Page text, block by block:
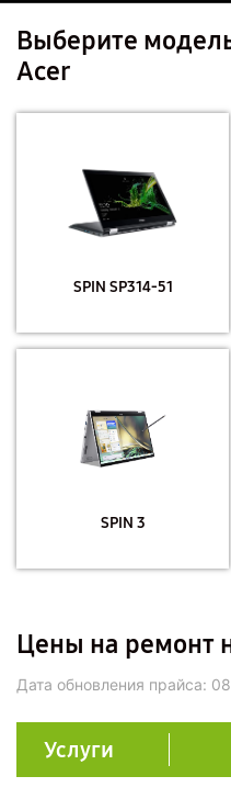
Выберите
Acer
SPIN SP314-51
SPIN 3
Цены на ремонт
Дата обновления прайса:
Услуги